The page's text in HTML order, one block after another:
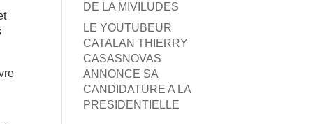
DE LA MIVILUDES
LE YOUTUBEUR
CATALAN THIERRY
CASASNOVAS
ANNONCE SA
CANDIDATURE A LA
PRESIDENTIELLE